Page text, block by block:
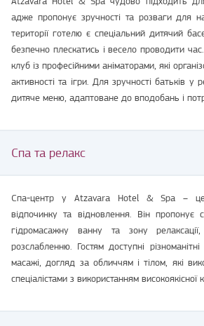
адже пропонує зручності та розваги для
території готелю є спеціальний дитячий
безпечно плескатись і весело проводити
клуб із професійними аніматорами, які
активності та ігри. Для зручності батьків у
дитяче меню, адаптоване до вподобань і
Спа та релакс
Спа-центр у Atzavara Hotel & Spa – це
відпочинку та відновлення. Він пропонує
гідромасажну ванну та зону
розслабленню. Гостям доступні
масажі, догляд за обличчям і тілом, які
спеціалістами з використанням високоякісної